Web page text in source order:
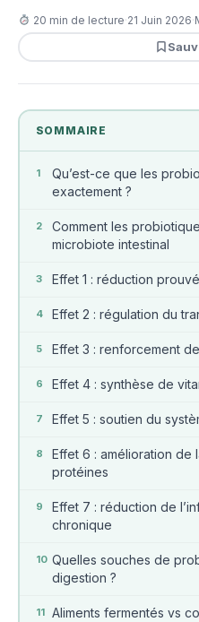
20 min de lecture·21 Juin 2026·
SOMMAIRE
1
Qu’est-ce que les
exactement ?
2
Comment les
microbiote intestinal
3 Effet 1 : réduction
4 Effet 2 : régulation du
5 Effet 3 : renforcement
6 Effet 4 : synthèse de
7 Effet 5 : soutien du
8
Effet 6 : amélioration de
protéines
9
Effet 7 : réduction de
chronique
10 Quelles souches de
digestion ?
11 Aliments fermentés vs